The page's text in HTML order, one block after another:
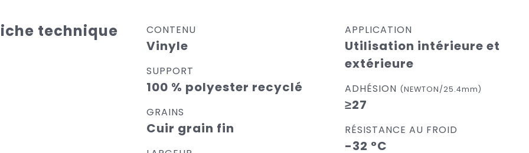
technique CONTENU
Vinyle
SUPPORT
100 % polyester recyclé
GRAINS
Cuir grain fin
APPLICATION
Utilisation intérieure et
extérieure
ADHÉSION (NEWTON/25.4mm)
≥27
RÉSISTANCE AU FROID
-32 °C